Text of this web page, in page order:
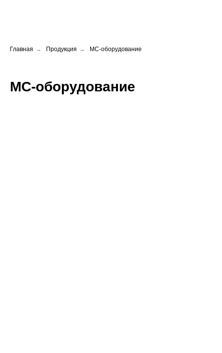
Главная → Продукция → МС-оборудование
МС-оборудование